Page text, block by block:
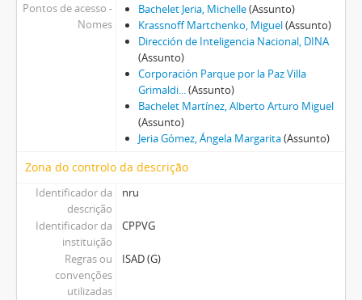
Pontos de acesso -
Nomes
Bachelet Jeria, Michelle(Assunto)
Krassnoff Martchenko, Miguel(Assunto)
Dirección de Inteligencia Nacional, DINA
(Assunto)
Corporación Parque por la Paz Villa
Grimaldi...(Assunto)
Bachelet Martínez, Alberto Arturo Miguel
(Assunto)
Jeria Gómez, Ángela Margarita(Assunto)
Zona do controlo da descrição
Identificador da
descrição
nru
Identificador da
instituição
CPPVG
Regras ou
convenções
utilizadas
ISAD (G)